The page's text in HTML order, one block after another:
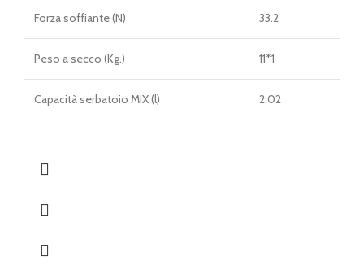
Forza soffiante (N) 33.2
Peso a secco (Kg.) 11*1
Capacità serbatoio MIX (l) 2.02